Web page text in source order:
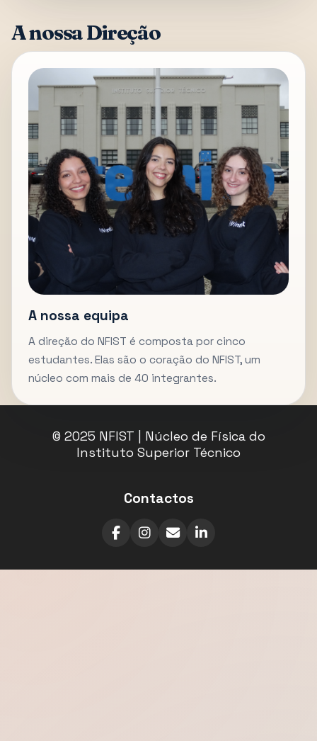
A nossa Direção
A nossa equipa
A direção do NFIST é composta por cinco
estudantes. Elas são o coração do NFIST, um
núcleo com mais de 40 integrantes.
© 2025 NFIST | Núcleo de Física do
Instituto Superior Técnico
Contactos